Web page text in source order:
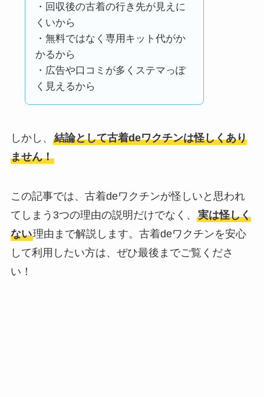
・回収後の古着の行き先が見えに
くいから
・無料ではなく専用キット代がか
かるから
・広告や口コミが多くステマっぽ
く見えるから
しかし、 結論として古着deワクチンは怪しくあり
ません！
この記事では、古着deワクチンが怪しいと思われ
てしまう3つの理由の説明だけでなく、 実は怪しく
ない理由まで解説します。古着deワクチンを安心
して利用したい方は、ぜひ最後までご覧くださ
い！